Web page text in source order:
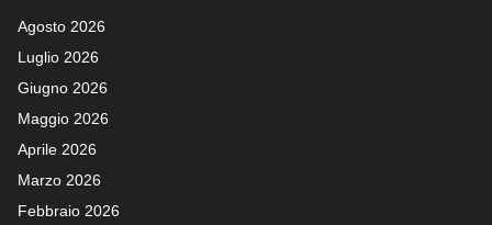
Agosto 2026
Luglio 2026
Giugno 2026
Maggio 2026
Aprile 2026
Marzo 2026
Febbraio 2026